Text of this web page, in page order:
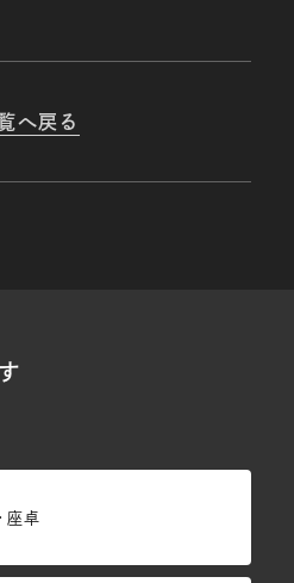
へ戻る
座卓